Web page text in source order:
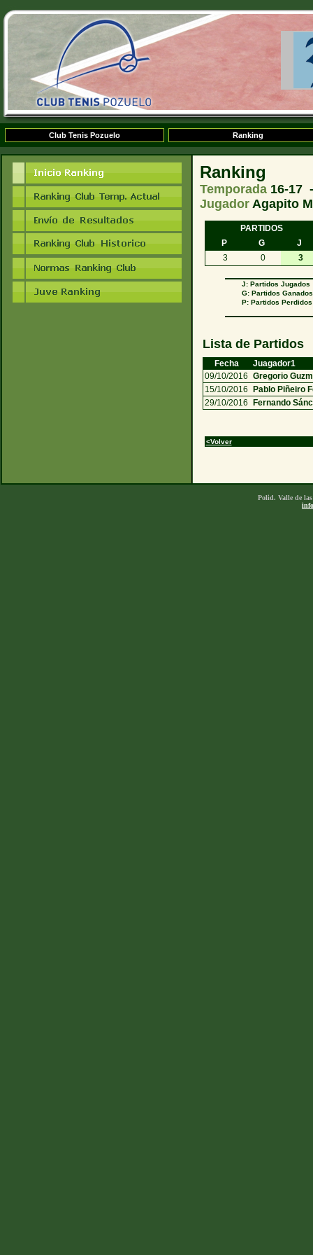
Club Tenis Pozuelo Ranking
Ranking
Temporada 16-17
Jugador Agapito
PARTIDOS
P
G
J
3
0 3
J: Partidos Jugados
G: Partidos
P: Partidos Perdidos
Lista de Partidos
Fecha
Juagador1
09/10/2016 Gregorio
15/10/2016
Pablo Piñeiro
29/10/2016
Fernando
<Volver
Polid. Valle de